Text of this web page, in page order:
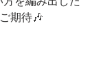
ご期待🎶